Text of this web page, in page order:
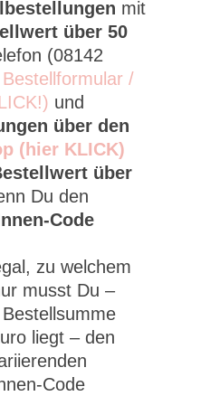
mit
über 50
(08142
Bestellformular /
und
über den
(hier KLICK)
über
Du den
Code
zu welchem
musst Du –
liegt – den
Code